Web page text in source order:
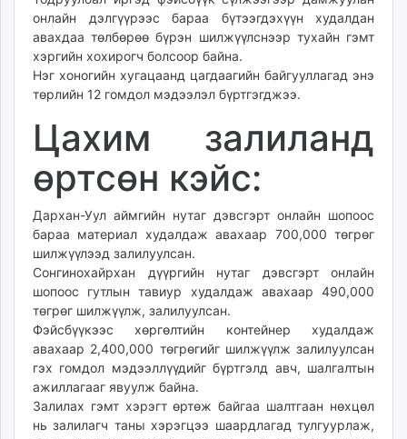
unuudur.mn
isee.mn
mglradio.com
fact.mn
itoim.mn
tumen.mn
shuum.mn
times.mn
tvmongolia.mn
mass.mn
unegui.mn
assa.mn
toim.mn
tac.mn
paparazzi.mn
unread.today
онлайн дэлгүүрээс бараа бүтээгдэхүүн худалдан
авахдаа төлбөрөө бүрэн шилжүүлснээр тухайн гэмт
хэргийн хохирогч болсоор байна.
Нэг хоногийн хугацаанд цагдаагийн байгууллагад энэ
төрлийн 12 гомдол мэдээлэл бүртгэгджээ.
Цахим залиланд
өртсөн кэйс:
Дархан-Уул аймгийн нутаг дэвсгэрт онлайн шопоос
бараа материал худалдаж авахаар 700,000 төгрөг
шилжүүлээд залилуулсан.
Сонгинохайрхан дүүргийн нутаг дэвсгэрт онлайн
шопоос гутлын тавиур худалдаж авахаар 490,000
төгрөг шилжүүлж, залилуулсан.
Фэйсбүүкээс хөргөлтийн контейнер худалдаж
авахаар 2,400,000 төгрөгийг шилжүүлж залилуулсан
гэх гомдол мэдээллүүдийг бүртгэлд авч, шалгалтын
ажиллагааг явуулж байна.
Залилах гэмт хэрэгт өртөж байгаа шалтгаан нөхцөл
нь залилагч таны хэрэгцээ шаардлагад тулгуурлаж,